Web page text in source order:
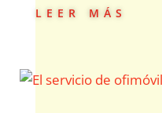
leer más